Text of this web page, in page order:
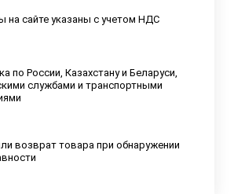
на сайте указаны с учетом НДС
по России, Казахстану и Беларуси,
службами и транспортными
возврат товара при обнаружении